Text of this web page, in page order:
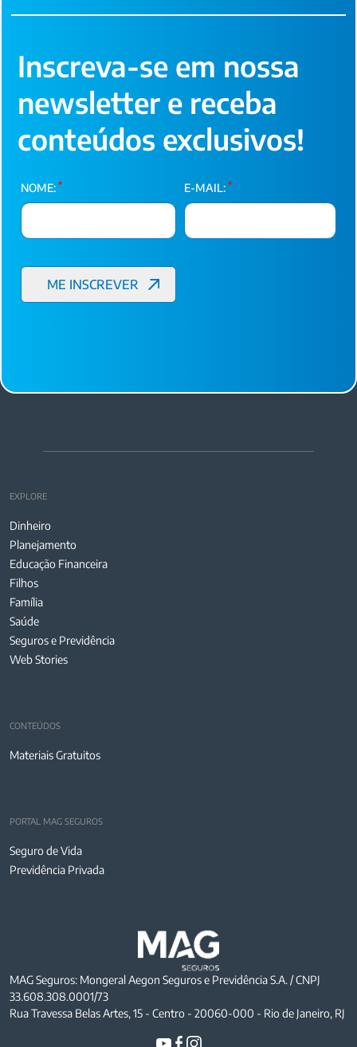
Inscreva-se em nossa
newsletter e receba
conteúdos exclusivos!
NOME: * E-MAIL: *
EXPLORE
Dinheiro
Planejamento
Educação Financeira
Filhos
Família
Saúde
Seguros e Previdência
Web Stories
CONTEÚDOS
Materiais Gratuitos
PORTAL MAG SEGUROS
Seguro de Vida
Previdência Privada
MAG Seguros: Mongeral Aegon Seguros e Previdência S.A. / CNPJ
33.608.308.0001/73
Rua Travessa Belas Artes, 15 - Centro - 20060-000 - Rio de Janeiro, RJ